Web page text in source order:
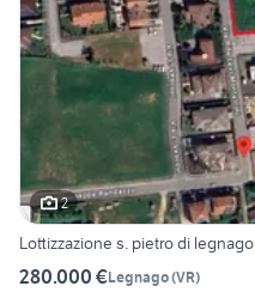
2
Lottizzazione s. pietro di legnago
280.000 €Legnago(VR)